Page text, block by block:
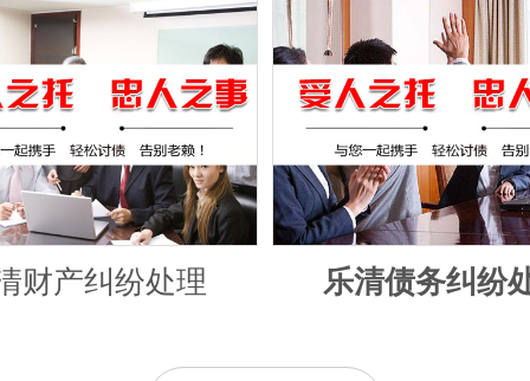
财产纠纷处理 乐清债务纠纷